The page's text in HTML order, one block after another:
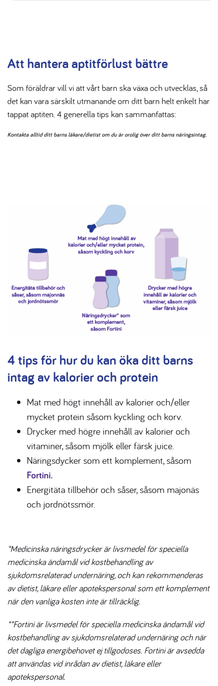
Att hantera aptitförlust bättre
Som föräldrar vill vi att vårt barn ska växa och utvecklas, så
det kan vara särskilt utmanande om ditt barn helt enkelt har
tappat aptiten. 4 generella tips kan sammanfattas:
Kontakta alltid ditt barns läkare/dietist om du är orolig över ditt barns näringsintag.
4 tips för hur du kan öka ditt barns
intag av kalorier och protein
Mat med högt innehåll av kalorier och/eller
mycket protein såsom kyckling och korv.
Drycker med högre innehåll av kalorier och
vitaminer, såsom mjölk eller färsk juice.
Näringsdycker som ett komplement, såsom
Fortini.
Energitäta tillbehör och såser, såsom majonäs
och jordnötssmör.
*Medicinska näringsdrycker är livsmedel för speciella
medicinska ändamål vid kostbehandling av
sjukdomsrelaterad undernäring, och kan rekommenderas
av dietist, läkare eller apotekspersonal som ett komplement
när den vanliga kosten inte är tillräcklig.
**Fortini är livsmedel för speciella medicinska ändamål vid
kostbehandling av sjukdomsrelaterad undernäring och när
det dagliga energibehovet ej tillgodoses. Fortini är avsedda
att användas vid inrådan av dietist, läkare eller
apotekspersonal.